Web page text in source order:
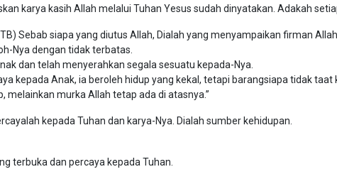
karya kasih Allah melalui Tuhan Yesus sudah dinyatakan. Adakah
Sebab siapa yang diutus Allah, Dialah yang menyampaikan firman
Nya dengan tidak terbatas.
dan telah menyerahkan segala sesuatu kepada-Nya.
kepada Anak, ia beroleh hidup yang kekal, tetapi barangsiapa tidak taat
melainkan murka Allah tetap ada di atasnya.”
kepada Tuhan dan karya-Nya. Dialah sumber kehidupan.
terbuka dan percaya kepada Tuhan.